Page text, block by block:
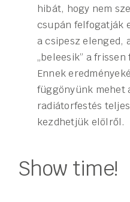
hibát, hogy nem
csupán felfogatják
a csipesz elenged,
„beleesik” a
Ennek
függönyünk mehet
radiátorfestés
kezdhetjük elölről.
Show time!